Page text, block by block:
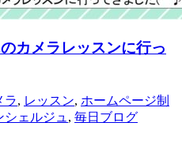
カメラレッスンに行っ
ラ, レッスン, ホームページ制
シェルジュ , 毎日ブログ